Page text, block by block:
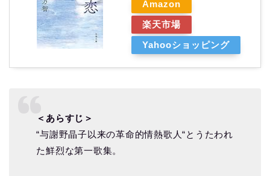
Amazon
楽天市場
Yahooショッピング
＜あらすじ＞
“与謝野晶子以来の革命的情熱歌人“とうたわれ
た鮮烈な第一歌集。